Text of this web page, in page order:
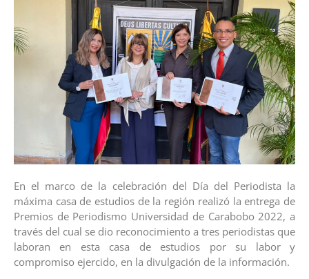
En el marco de la celebración del Día del Periodista la
máxima casa de estudios de la región realizó la entrega de
Premios de Periodismo Universidad de Carabobo 2022, a
través del cual se dio reconocimiento a tres periodistas que
laboran en esta casa de estudios por su labor y
compromiso ejercido, en la divulgación de la información.